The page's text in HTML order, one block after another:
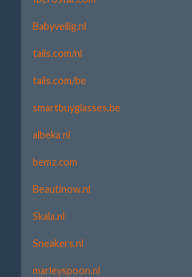
Babyveilig.nl
tails.com/nl
tails.com/be
smartbuyglasses.be
albeka.nl
bemz.com
Beautinow.nl
Skala.nl
Sneakers.nl
marleyspoon.nl